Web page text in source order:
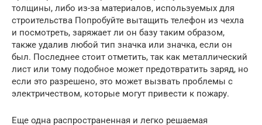
толщины, либо из-за материалов, используемых для
строительства Попробуйте вытащить телефон из чехла
и посмотреть, заряжает ли он базу таким образом,
также удалив любой тип значка или значка, если он
был. Последнее стоит отметить, так как металлический
лист или тому подобное может предотвратить заряд, но
если это разрешено, это может вызвать проблемы с
электричеством, которые могут привести к пожару.
Еще одна распространенная и легко решаемая